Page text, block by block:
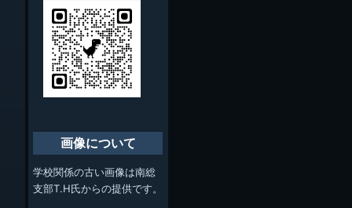
画像について
学校関係の古い画像は南総
支部T.H氏からの提供です。